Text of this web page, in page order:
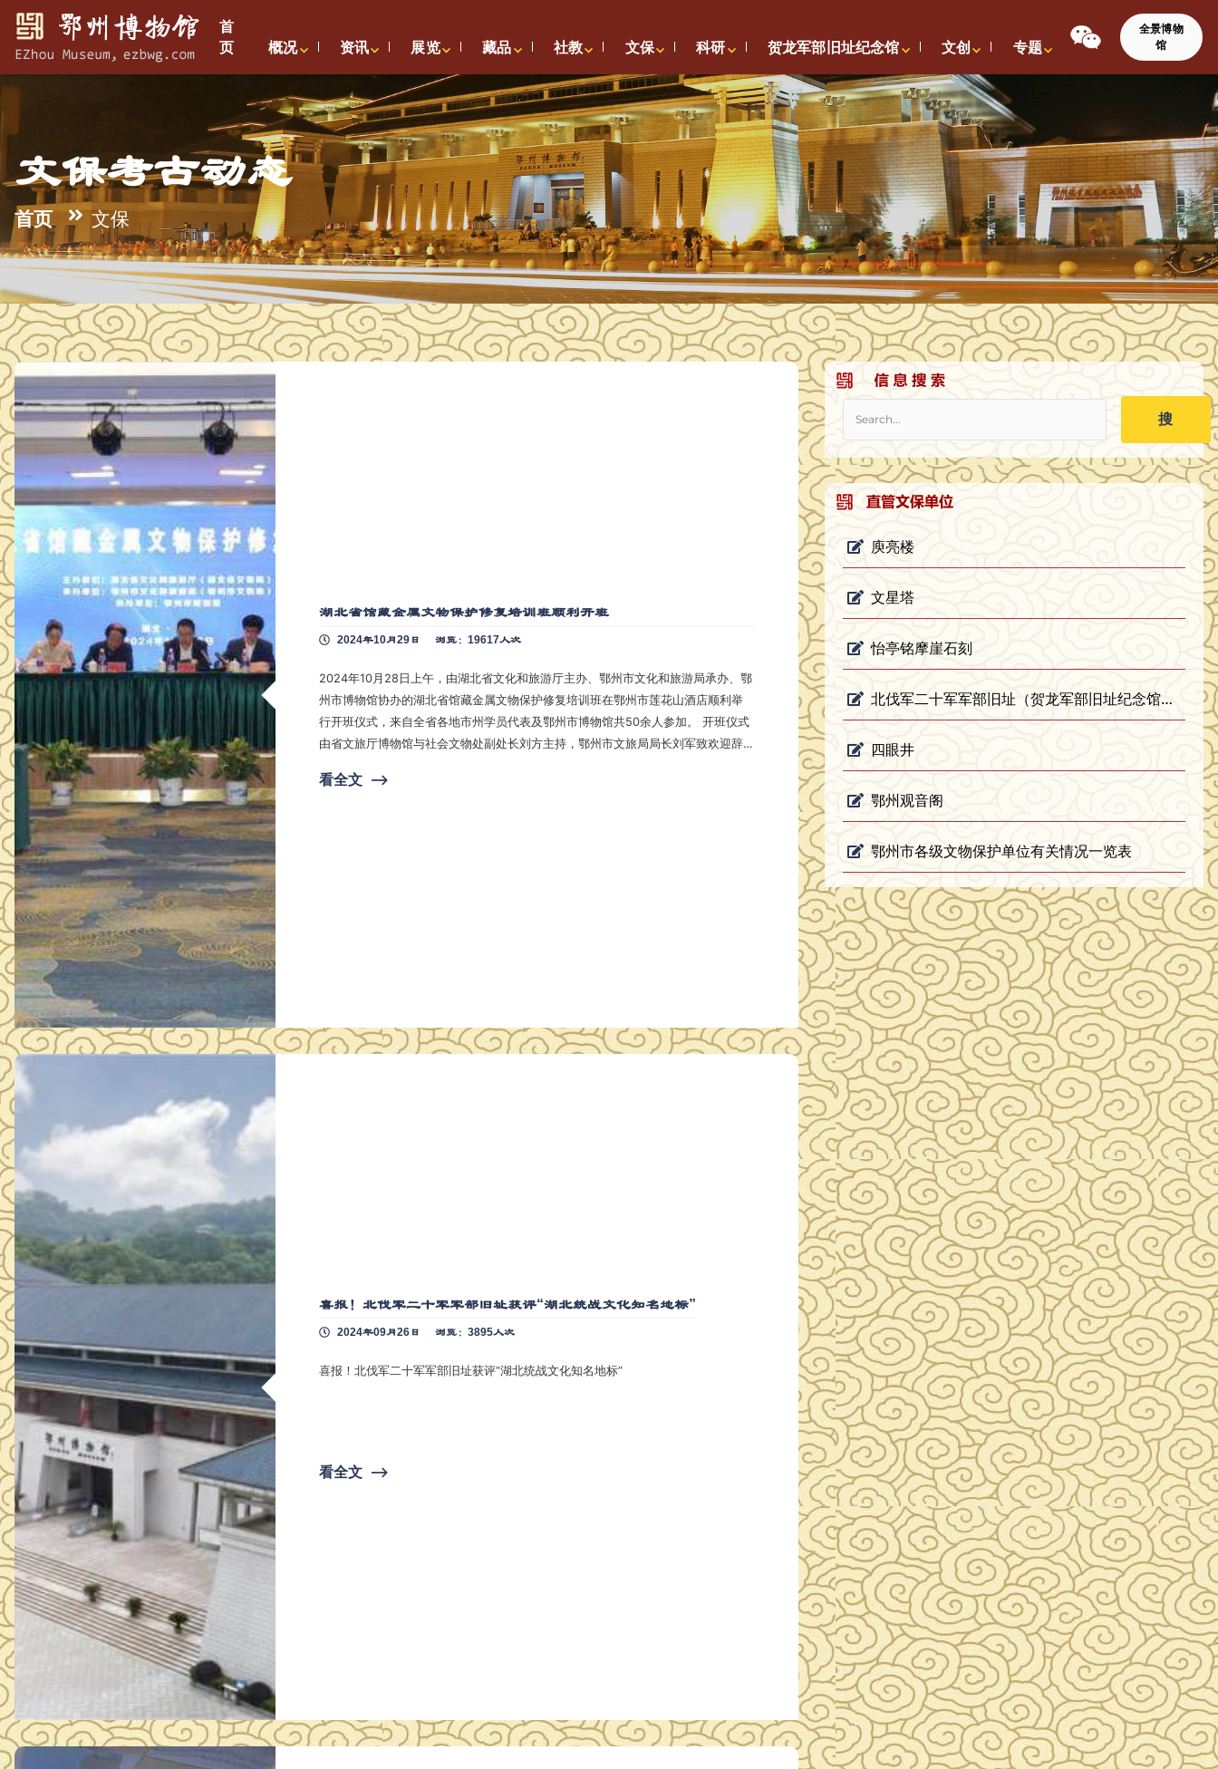
首
页
概况 资讯 展览 藏品 社教 文保 科研 贺龙军部旧址纪念馆 文创 专题
全景博物
馆
文保考古动态
首页 文保
湖北省馆藏金属文物保护修复培训班顺利开班
2024年10月29日 浏览：19617人次
2024年10月28日上午，由湖北省文化和旅游厅主办、鄂州市文化和旅游局承办、鄂
州市博物馆协办的湖北省馆藏金属文物保护修复培训班在鄂州市莲花山酒店顺利举
行开班仪式，来自全省各地市州学员代表及鄂州市博物馆共50余人参加。 开班仪式
由省文旅厅博物馆与社会文物处副处长刘方主持，鄂州市文旅局局长刘军致欢迎辞
。最后，在全体参会人员的见证下，与会领导和学员代表进行了合影留念，标志着
看全文 ⟶
喜报！北伐军二十军军部旧址获评“湖北统战文化知名地标”
2024年09月26日 浏览：3895人次
喜报！北伐军二十军军部旧址获评“湖北统战文化知名地标”
看全文 ⟶
搜
庾亮楼
文星塔
怡亭铭摩崖石刻
北伐军二十军军部旧址（贺龙军部旧址纪念馆）简介
四眼井
鄂州观音阁
鄂州市各级文物保护单位有关情况一览表